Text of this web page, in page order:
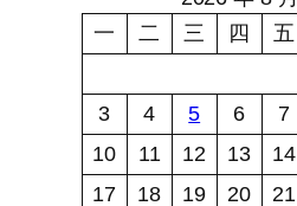
一
二 三 四 五
3
4 5 6 7
10
11 12 13 14
17
18 19 20 21